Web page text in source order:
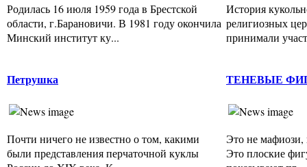
Родилась 16 июля 1959 года в Брестской
области, г.Барановичи. В 1981 году окончила
Минский институт ку...
История
религиозных
принимали
Петрушка
Почти ничего не известно о том, какими
были представления перчаточной куклы
ТЕНЕВЫЕ
Это не мафиози,
Это плоские